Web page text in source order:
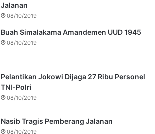
Jalanan
08/10/2019
Buah Simalakama Amandemen UUD 1945
08/10/2019
Pelantikan Jokowi Dijaga 27 Ribu Personel
TNI-Polri
08/10/2019
Nasib Tragis Pemberang Jalanan
08/10/2019